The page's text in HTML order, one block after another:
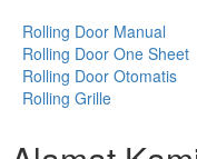
Rolling Door Manual
Rolling Door One Sheet
Rolling Door Otomatis
Rolling Grille